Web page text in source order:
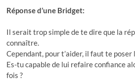
Réponse d’une Bridget:
Il serait trop simple de te dire que la
connaître.
Cependant, pour t’aider, il faut te poser
Es-tu capable de lui refaire confiance
fois ?